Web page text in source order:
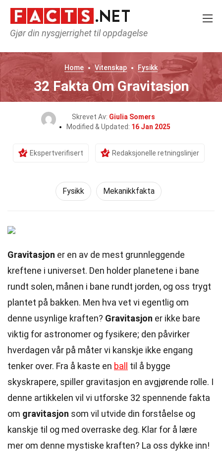
Gjør din nysgjerrighet til oppdagelse
Home Vitenskap Fysikk
32 Fakta Om Gravitasjon
Skrevet Av: Giulia Somers
Modified & Updated: 16 Jan 2025
Ekspertverifisert Redaksjonelle retningslinjer
Fysikk Mekanikkfakta
Gravitasjon er en av de mest grunnleggende
kreftene i universet. Den holder planetene i bane
rundt solen, månen i bane rundt jorden, og oss trygt
plantet på bakken. Men hva vet vi egentlig om
denne usynlige kraften? Gravitasjon er ikke bare
viktig for astronomer og fysikere; den påvirker
hverdagen vår på måter vi kanskje ikke engang
tenker over. Fra å kaste en ball
til å bygge
skyskrapere, spiller gravitasjon en avgjørende rolle. I
denne artikkelen vil vi utforske 32 spennende fakta
om gravitasjon som vil utvide din forståelse og
kanskje til og med overraske deg. Klar for å lære
mer om denne mystiske kraften? La oss dykke inn!